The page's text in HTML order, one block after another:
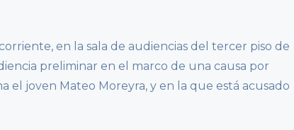
en la sala de audiencias del tercer piso de
preliminar en el marco de una causa por
el joven Mateo Moreyra, y en la que está acusado